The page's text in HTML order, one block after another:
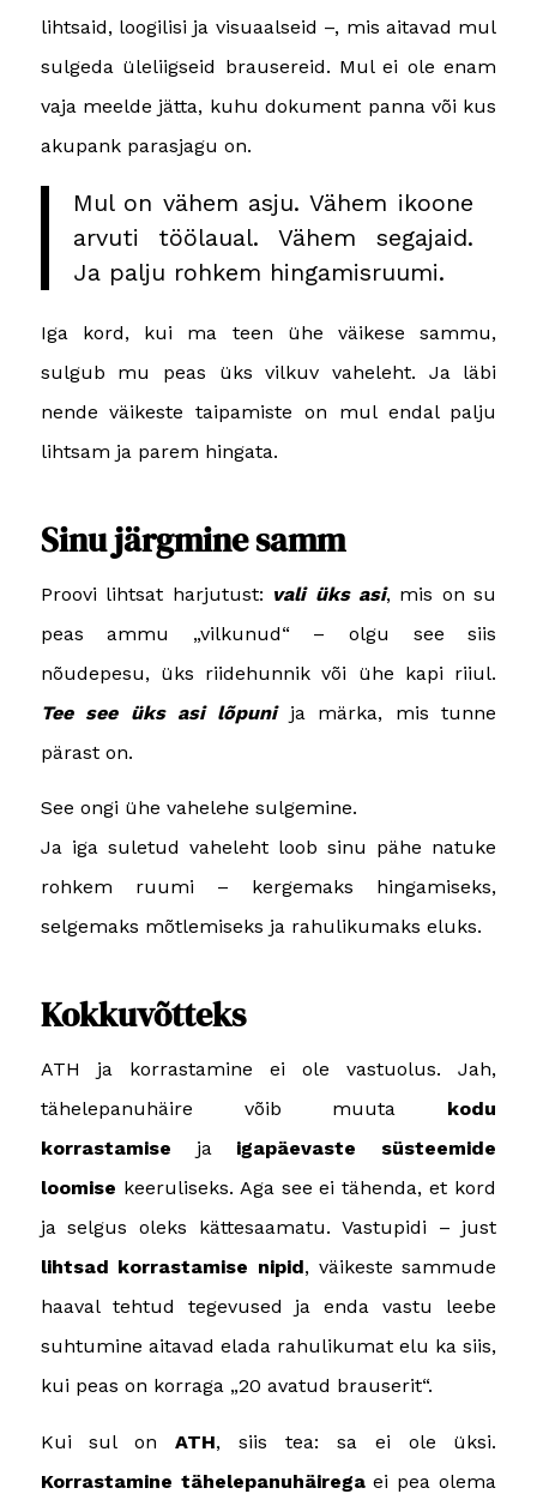
lihtsaid, loogilisi ja visuaalseid –, mis aitavad mul
sulgeda üleliigseid brausereid. Mul ei ole enam
vaja meelde jätta, kuhu dokument panna või kus
akupank parasjagu on.
Mul on vähem asju. Vähem ikoone
arvuti töölaual. Vähem segajaid.
Ja palju rohkem hingamisruumi.
Iga kord, kui ma teen ühe väikese sammu,
sulgub mu peas üks vilkuv vaheleht. Ja läbi
nende väikeste taipamiste on mul endal palju
lihtsam ja parem hingata.
Sinu järgmine samm
Proovi lihtsat harjutust: vali üks asi, mis on su
peas ammu „vilkunud“ – olgu see siis
nõudepesu, üks riidehunnik või ühe kapi riiul.
Tee see üks asi lõpuni ja märka, mis tunne
pärast on.
See ongi ühe vahelehe sulgemine.
Ja iga suletud vaheleht loob sinu pähe natuke
rohkem ruumi – kergemaks hingamiseks,
selgemaks mõtlemiseks ja rahulikumaks eluks.
Kokkuvõtteks
ATH ja korrastamine ei ole vastuolus. Jah,
tähelepanuhäire võib muuta kodu
korrastamise ja igapäevaste süsteemide
loomise keeruliseks. Aga see ei tähenda, et kord
ja selgus oleks kättesaamatu. Vastupidi – just
lihtsad korrastamise nipid, väikeste sammude
haaval tehtud tegevused ja enda vastu leebe
suhtumine aitavad elada rahulikumat elu ka siis,
kui peas on korraga „20 avatud brauserit“.
Kui sul onATH, siis tea: sa ei ole üksi.
Korrastamine tähelepanuhäiregaei pea olema